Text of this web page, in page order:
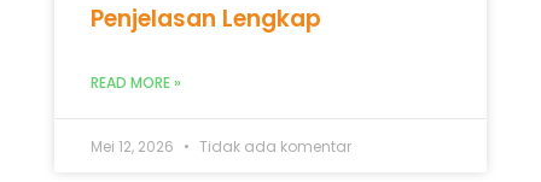
Penjelasan Lengkap
READ MORE »
Mei 12, 2026 Tidak ada komentar